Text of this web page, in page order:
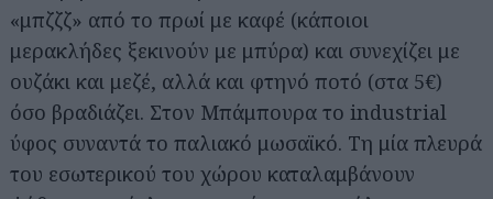
«μπζζζ» από το πρωί με καφέ (κάποιοι
μερακλήδες ξεκινούν με μπύρα) και συνεχίζει με
ουζάκι και μεζέ, αλλά και φτηνό ποτό (στα 5€)
όσο βραδιάζει. Στον Μπάμπουρα το industrial
ύφος συναντά το παλιακό μωσαϊκό. Τη μία πλευρά
του εσωτερικού του χώρου καταλαμβάνουν